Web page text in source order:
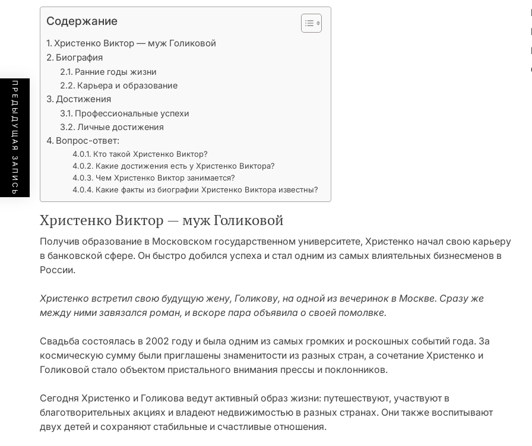
Содержание
Христенко Виктор — муж Голиковой
Биография
Ранние годы жизни
Карьера и образование
Достижения
Профессиональные успехи
Личные достижения
Вопрос-ответ:
Кто такой Христенко Виктор?
Какие достижения есть у Христенко Виктора?
Чем Христенко Виктор занимается?
Какие факты из биографии Христенко Виктора известны?
Христенко Виктор — муж Голиковой
Получив образование в Московском государственном университете, Христенко начал свою карьеру
в банковской сфере. Он быстро добился успеха и стал одним из самых влиятельных бизнесменов в
России.
Христенко встретил свою будущую жену, Голикову, на одной из вечеринок в Москве. Сразу же
между ними завязался роман, и вскоре пара объявила о своей помолвке.
Свадьба состоялась в 2002 году и была одним из самых громких и роскошных событий года. За
космическую сумму были приглашены знаменитости из разных стран, а сочетание Христенко и
Голиковой стало объектом пристального внимания прессы и поклонников.
Сегодня Христенко и Голикова ведут активный образ жизни: путешествуют, участвуют в
благотворительных акциях и владеют недвижимостью в разных странах. Они также воспитывают
двух детей и сохраняют стабильные и счастливые отношения.
ПРЕДЫДУЩАЯ ЗАПИСЬ